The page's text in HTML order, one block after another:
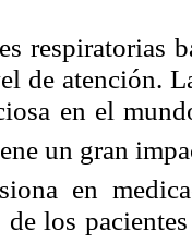
respiratorias
de atención.
en el
un gran
en
los